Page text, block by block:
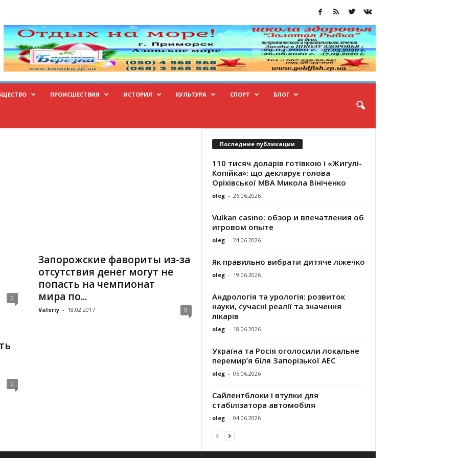
ПРОИСШЕСТВИЯ ИСТОРИЯ КУЛЬТУРА СПОРТ БЛОГ
0
Запорожские фавориты из-за
отсутствия денег могут не
попасть на чемпионат
мира по...
Valeriy - 18.02.2017 0
0
Последние публикации
110 тисяч доларів готівкою і «Жигулі-
Копійка»: що декларує голова
Оріхівської МВА Микола Вініченко
oleg - 26.06.2026
Vulkan casino: обзор и впечатления об
игровом опыте
oleg - 24.06.2026
Як правильно вибрати дитяче ліжечко
oleg - 19.06.2026
Андрологія та урологія: розвиток
науки, сучасні реалії та значення
лікарів
oleg - 18.06.2026
Україна та Росія оголосили локальне
перемир’я біля Запорізької АЕС
oleg - 05.06.2026
Сайлентблоки і втулки для
стабілізатора автомобіля
oleg - 04.06.2026